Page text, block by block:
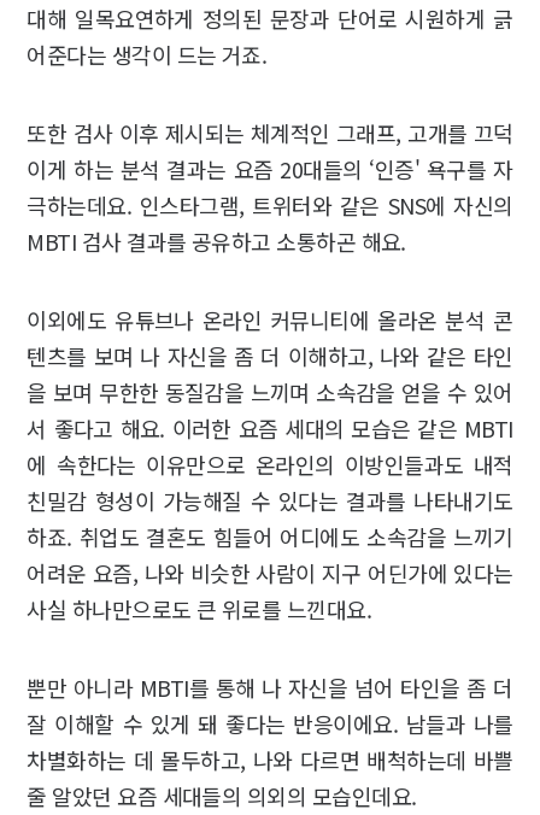
대해 일목요연하게 정의된 문장과 단어로 시원하게 긁
어준다는 생각이 드는 거죠.
또한 검사 이후 제시되는 체계적인 그래프, 고개를 끄덕
이게 하는 분석 결과는 요즘 20대들의 ‘인증' 욕구를 자
극하는데요. 인스타그램, 트위터와 같은 SNS에 자신의
MBTI 검사 결과를 공유하고 소통하곤 해요.
이외에도 유튜브나 온라인 커뮤니티에 올라온 분석 콘
텐츠를 보며 나 자신을 좀 더 이해하고, 나와 같은 타인
을 보며 무한한 동질감을 느끼며 소속감을 얻을 수 있어
서 좋다고 해요. 이러한 요즘 세대의 모습은 같은 MBTI
에 속한다는 이유만으로 온라인의 이방인들과도 내적
친밀감 형성이 가능해질 수 있다는 결과를 나타내기도
하죠. 취업도 결혼도 힘들어 어디에도 소속감을 느끼기
어려운 요즘, 나와 비슷한 사람이 지구 어딘가에 있다는
사실 하나만으로도 큰 위로를 느낀대요.
뿐만 아니라 MBTI를 통해 나 자신을 넘어 타인을 좀 더
잘 이해할 수 있게 돼 좋다는 반응이에요. 남들과 나를
차별화하는 데 몰두하고, 나와 다르면 배척하는데 바쁠
줄 알았던 요즘 세대들의 의외의 모습인데요.